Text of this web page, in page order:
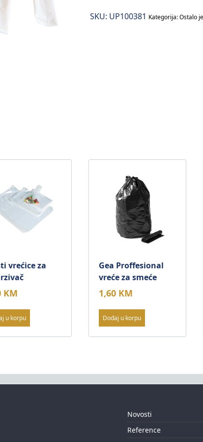
količina
SKU: UP100381 Kategorija:Ostalo
vrećice za
KM
u korpu
Gea Proffesional
vreće za smeće
1,60 KM
Dodaj u korpu
Novosti
Reference